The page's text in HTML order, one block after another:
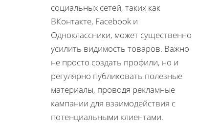
социальных сетей, таких как
ВКонтакте, Facebook и
Одноклассники, может существенно
усилить видимость товаров. Важно
не просто создать профили, но и
регулярно публиковать полезные
материалы, проводя рекламные
кампании для взаимодействия с
потенциальными клиентами.